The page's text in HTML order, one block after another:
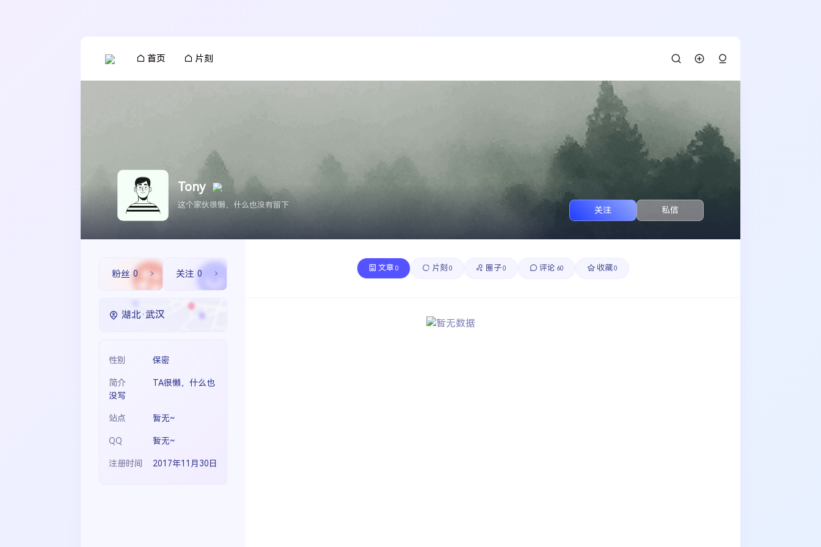
首页 片刻
微博 杂志
Tony
这个家伙很懒，什么也没有留下
关注 私信
粉丝 0 关注 0
湖北·武汉
性别 保密
简介
TA很懒，什么也
没写
站点 暂无~
QQ 暂无~
注册时间 2017年11月30日
文章 0 片刻 0 圈子0 评论 60 收藏0